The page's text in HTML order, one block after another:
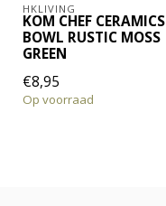
HKLIVING
KOM CHEF CERAMICS
BOWL RUSTIC MOSS
GREEN
€8,95
Op voorraad